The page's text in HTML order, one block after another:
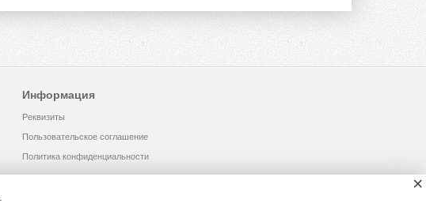
Информация
Реквизиты
Пользовательское соглашение
Политика конфиденциальности
×